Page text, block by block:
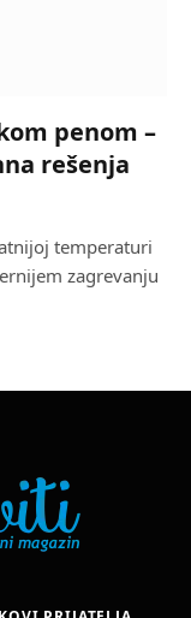
penom –
rešenja
temperaturi
zagrevanju